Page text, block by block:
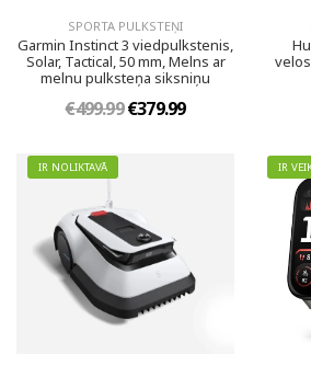
SPORTA PULKSTEŅI
Garmin Instinct 3 viedpulkstenis,
Solar, Tactical, 50 mm, Melns ar
melnu pulksteņa siksniņu
€499.99€379.99
IR NOLIKTAVĀ IR